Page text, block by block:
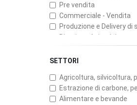
Pre vendita
Commerciale - Vendita
Produzione e Delivery di
Direzione Aziendale
Produzione e Delivery di
Servizi Professionali,
Produzione e Delivery di
Produzione e Delivery di
Customer Service,
SETTORI
Agricoltura, silvicoltura,
Estrazione di carbone,
Alimentare e bevande